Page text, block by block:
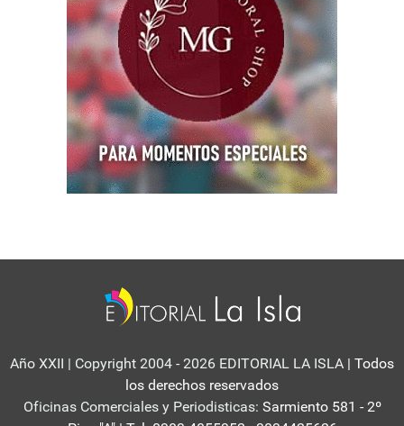
Año XXII | Copyright 2004 - 2026 EDITORIAL LA ISLA | Todos
los derechos reservados
Oficinas Comerciales y Periodisticas: Sarmiento 581 - 2º